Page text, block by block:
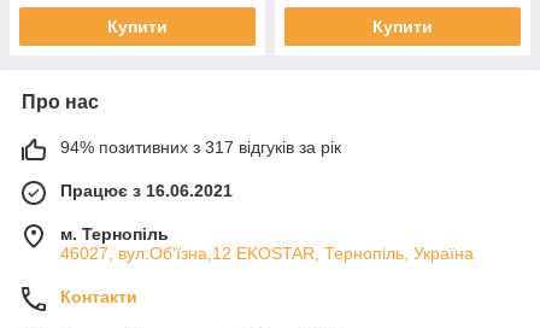
Купити Купити
Про нас
94% позитивних з 317 відгуків за рік
Працює з 16.06.2021
м. Тернопіль
46027, вул.Об'їзна,12 EKOSTAR, Тернопіль, Україна
Контакти